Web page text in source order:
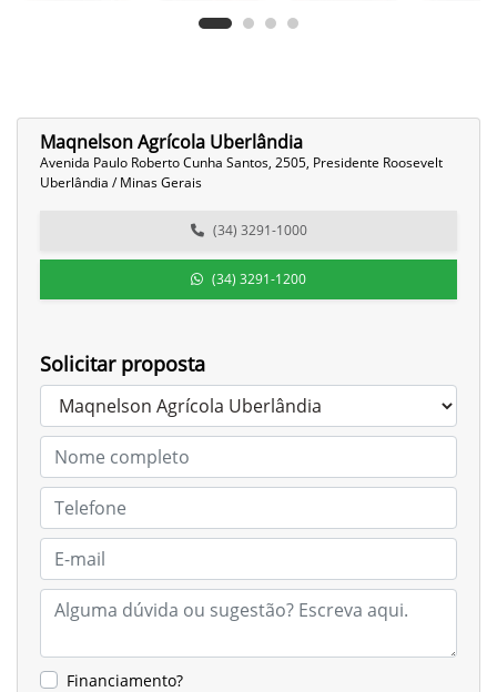
Maqnelson Agrícola Uberlândia
Avenida Paulo Roberto Cunha Santos, 2505, Presidente Roosevelt
Uberlândia / Minas Gerais
(34) 3291-1000
(34) 3291-1200
Solicitar proposta
Financiamento?